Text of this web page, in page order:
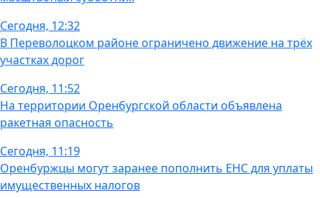
Сегодня, 12:32
В Переволоцком районе ограничено движение на трёх
участках дорог
Сегодня, 11:52
На территории Оренбургской области объявлена
ракетная опасность
Сегодня, 11:19
Оренбуржцы могут заранее пополнить ЕНС для уплаты
имущественных налогов